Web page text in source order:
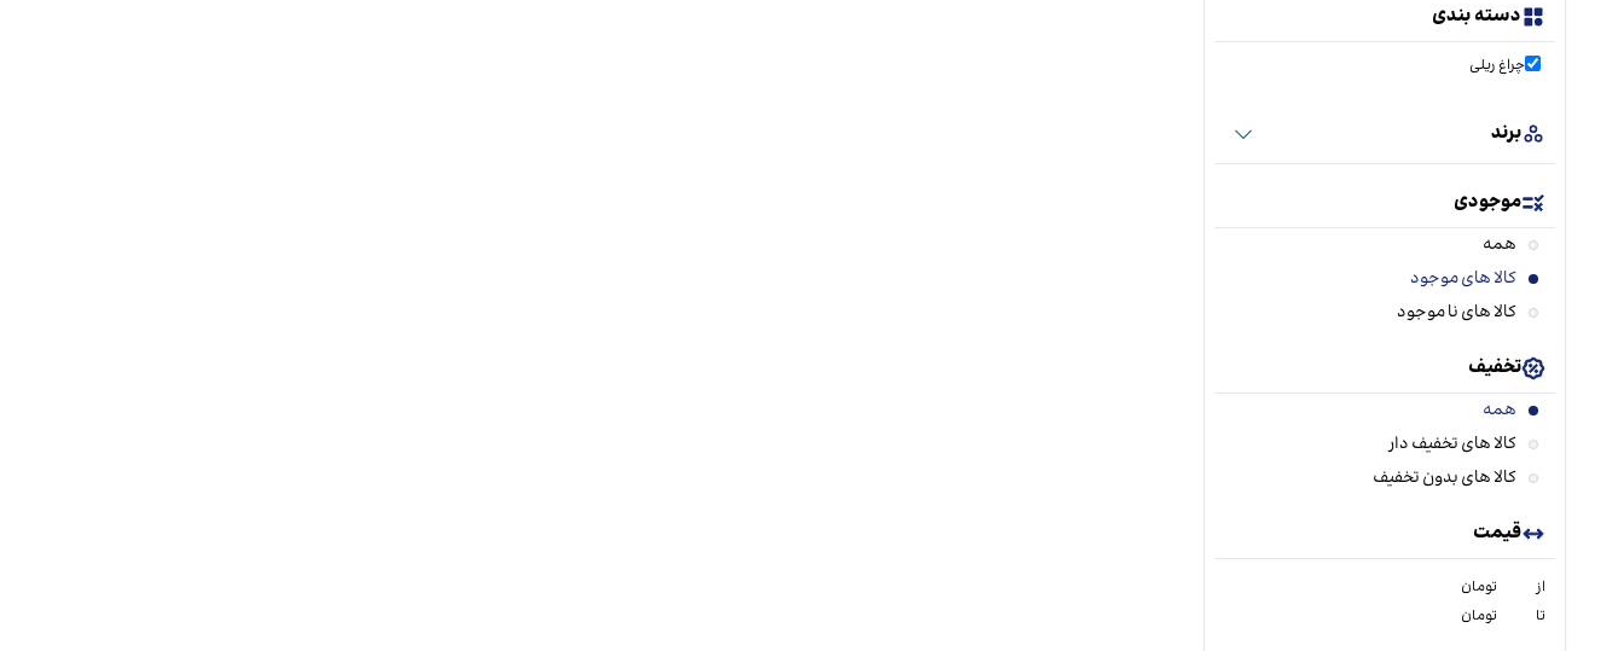
دسته بندی
چراغ ریلی
برند
موجودی
همه
کالا های موجود
کالا های نا موجود
تخفیف
همه
کالا های تخفیف دار
کالا های بدون تخفیف
قیمت
از
تومان
تا
تومان